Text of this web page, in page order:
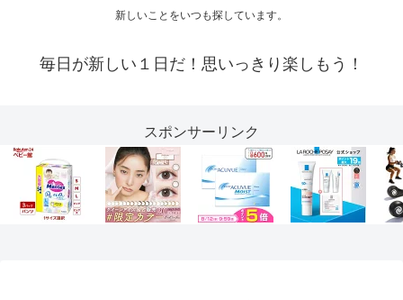
新しいことをいつも探しています。
毎日が新しい１日だ！思いっきり楽しもう！
スポンサーリンク